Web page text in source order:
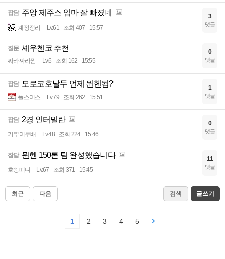
잡담 주앙 제주스 임마 잘 빠졌네
계정정리 Lv.61 조회 407 15:57
3
댓글
질문 셰우첸코 추천
짜라짜라짬 Lv.6 조회 162 15:55
0
댓글
잡담 모로코호날두 언제 뮌헨됨?
폴스미스 Lv.79 조회 262 15:51
1
댓글
잡담 2경 인터밀란
기뿌미두배 Lv.48 조회 224 15:46
0
댓글
잡담 뮌헨 150론 팀 완성했습니다
호빵띠니 Lv.67 조회 371 15:45
11
댓글
최근 다음 검색 글쓰기
1 2 3 4 5